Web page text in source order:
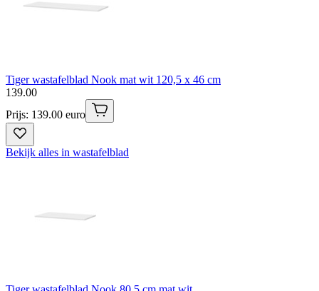
Tiger wastafelblad Nook mat wit 120,5 x 46 cm
139.00
Prijs: 139.00 euro
Bekijk alles in wastafelblad